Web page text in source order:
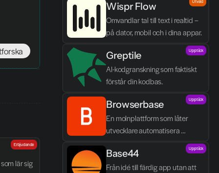
lär sig
Erbjudande
Wispr Flow
Omvandlar tal till text i realtid –
på dator, mobil och i dina appar.
Greptile
AI-kodgranskning som faktiskt
förstår din kodbas.
Upptäck
Browserbase
En molnplattform som låter
utvecklare automatisera
webbläsaruppgifter och bygga
AI-agenter utan egen
infrastruktur.
Upptäck
Base44
Från idé till färdig app utan att
Upptäck